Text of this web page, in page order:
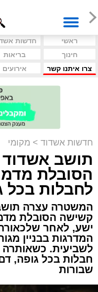
ראשי חדשות
חינוך
בריאות
צרו איתנו קשר
אירועים
חדשות אשדוד > מקומי
תושב
הסובלת
לחבלות בכל
המשטרה עצרה
קשישה הסובלת
ישע, לאחר
המדרגות בבניין
לשביעית.
חבלות בכל גופה, דם
שבורות